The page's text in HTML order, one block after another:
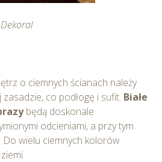
o ciemnych ścianach należy
co podłogę i sufit. Białe
będą doskonale
odcieniami, a przy tym
Do wielu ciemnych kolorów